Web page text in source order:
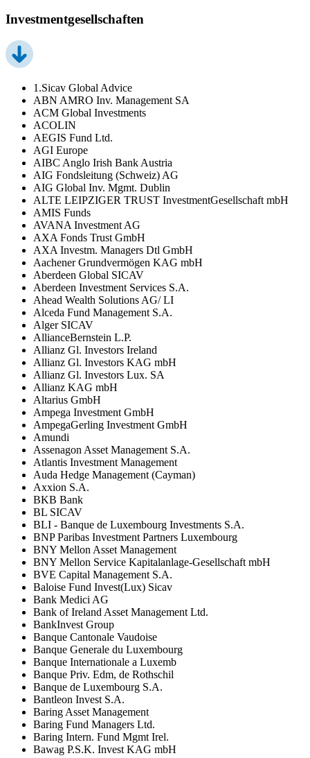
Investmentgesellschaften
1.Sicav Global Advice
ABN AMRO Inv. Management SA
ACM Global Investments
ACOLIN
AEGIS Fund Ltd.
AGI Europe
AIBC Anglo Irish Bank Austria
AIG Fondsleitung (Schweiz) AG
AIG Global Inv. Mgmt. Dublin
ALTE LEIPZIGER TRUST InvestmentGesellschaft mbH
AMIS Funds
AVANA Investment AG
AXA Fonds Trust GmbH
AXA Investm. Managers Dtl GmbH
Aachener Grundvermögen KAG mbH
Aberdeen Global SICAV
Aberdeen Investment Services S.A.
Ahead Wealth Solutions AG/ LI
Alceda Fund Management S.A.
Alger SICAV
AllianceBernstein L.P.
Allianz Gl. Investors Ireland
Allianz Gl. Investors KAG mbH
Allianz Gl. Investors Lux. SA
Allianz KAG mbH
Altarius GmbH
Ampega Investment GmbH
AmpegaGerling Investment GmbH
Amundi
Assenagon Asset Management S.A.
Atlantis Investment Management
Auda Hedge Management (Cayman)
Axxion S.A.
BKB Bank
BL SICAV
BLI - Banque de Luxembourg Investments S.A.
BNP Paribas Investment Partners Luxembourg
BNY Mellon Asset Management
BNY Mellon Service Kapitalanlage-Gesellschaft mbH
BVE Capital Management S.A.
Baloise Fund Invest(Lux) Sicav
Bank Medici AG
Bank of Ireland Asset Management Ltd.
BankInvest Group
Banque Cantonale Vaudoise
Banque Generale du Luxembourg
Banque Internationale a Luxemb
Banque Priv. Edm, de Rothschil
Banque de Luxembourg S.A.
Bantleon Invest S.A.
Baring Asset Management
Baring Fund Managers Ltd.
Baring Intern. Fund Mgmt Irel.
Bawag P.S.K. Invest KAG mbH